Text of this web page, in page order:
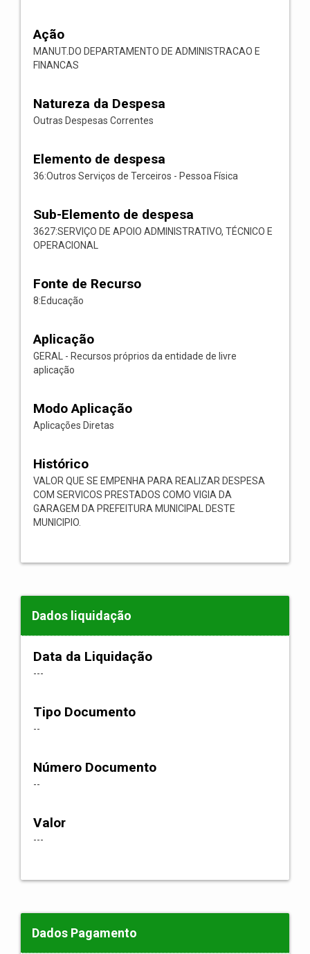
Ação
MANUT.DO DEPARTAMENTO DE ADMINISTRACAO E
FINANCAS
Natureza da Despesa
Outras Despesas Correntes
Elemento de despesa
36:Outros Serviços de Terceiros - Pessoa Física
Sub-Elemento de despesa
3627:SERVIÇO DE APOIO ADMINISTRATIVO, TÉCNICO E
OPERACIONAL
Fonte de Recurso
8:Educação
Aplicação
GERAL - Recursos próprios da entidade de livre
aplicação
Modo Aplicação
Aplicações Diretas
Histórico
VALOR QUE SE EMPENHA PARA REALIZAR DESPESA
COM SERVICOS PRESTADOS COMO VIGIA DA
GARAGEM DA PREFEITURA MUNICIPAL DESTE
MUNICIPIO.
Dados liquidação
Data da Liquidação
---
Tipo Documento
--
Número Documento
--
Valor
---
Dados Pagamento